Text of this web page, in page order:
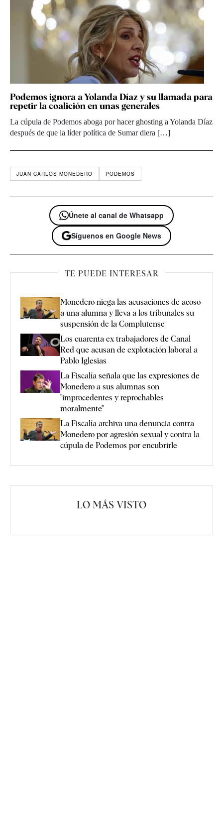
Podemos ignora a Yolanda Díaz y su llamada para
repetir la coalición en unas generales
La cúpula de Podemos aboga por hacer ghosting a Yolanda Díaz
después de que la líder política de Sumar diera […]
JUAN CARLOS MONEDERO PODEMOS
Únete al canal de Whatsapp
Síguenos en Google News
TE PUEDE INTERESAR
Monedero niega las acusaciones de acoso
a una alumna y lleva a los tribunales su
suspensión de la Complutense
Los cuarenta ex trabajadores de Canal
Red que acusan de explotación laboral a
Pablo Iglesias
La Fiscalía señala que las expresiones de
Monedero a sus alumnas son
"improcedentes y reprochables
moralmente"
La Fiscalía archiva una denuncia contra
Monedero por agresión sexual y contra la
cúpula de Podemos por encubrirle
LO MÁS VISTO